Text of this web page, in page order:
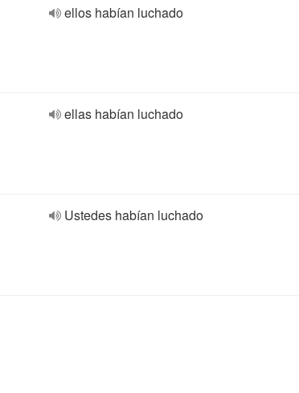
ellos habían luchado
ellas habían luchado
Ustedes habían luchado